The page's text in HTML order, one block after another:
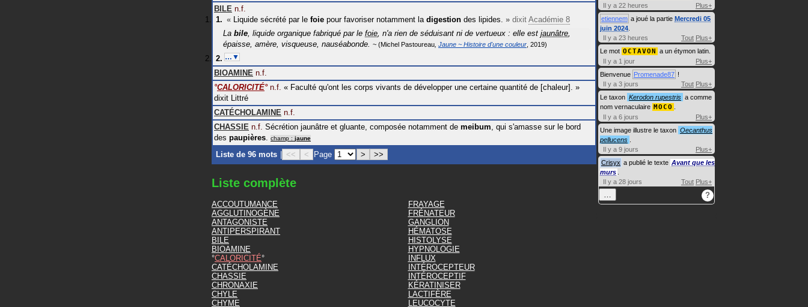
BILE n.f.
«
Liquide sécrété par le foie pour favoriser notamment la digestion des lipides. » dixit Académie 8
La bile , liquide organique fabriqué par le foie , n'a rien de séduisant ni de vertueux : elle est jaunâtre
épaisse, amère, visqueuse, nauséabonde.
Michel Pastoureau Jaune ~ Histoire d'une couleur 2019
…▼
BIOAMINE n.f.
°CALORICITÉ° n.f. « Faculté qu'ont les corps vivants de développer une certaine quantité de [chaleur].
»
dixit
Littré
CATÉCHOLAMINE n.f.
CHASSIE n.f. Sécrétion jaunâtre et gluante, composée notamment de meibum , qui s'amasse sur le bord
des paupières champ : jaune
Liste de 96 mots << < Page > >>
Liste complète
ACCOUTUMANCE
AGGLUTINOGÈNE
ANTAGONISTE
ANTIPERSPIRANT
BILE
BIOAMINE
CALORICITÉ
CATÉCHOLAMINE
CHASSIE
CHRONAXIE
CHYLE
CHYME
FRAYAGE
FRÉNATEUR
GANGLION
HÉMATOSE
HISTOLYSE
HYPNOLOGIE
INFLUX
INTÉROCEPTEUR
INTÉROCEPTIF
KÉRATINISER
LACTIFÈRE
LEUCOCYTE
Il y a 22 heures
Plus+
etiennem a joué la partie Mercredi 05
juin 2024
Il y a 23 heures
Tout Plus+
Le mot OCTAVON a un étymon latin.
Il y a 1 jour
Plus+
Bienvenue Promenade87 !
Il y a 3 jours
Tout Plus+
Le taxon Kerodon rupestris a comme
nom vernaculaire MOCO
Il y a 6 jours
Plus+
Une image illustre le taxon Oecanthus
pellucens
Il y a 9 jours
Plus+
Crisyx a publié le texte Avant que les
murs
Il y a 28 jours
Tout Plus+
… ?